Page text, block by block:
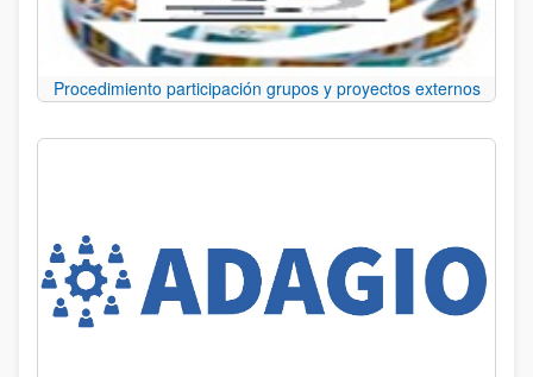
Procedimiento participación grupos y proyectos externos